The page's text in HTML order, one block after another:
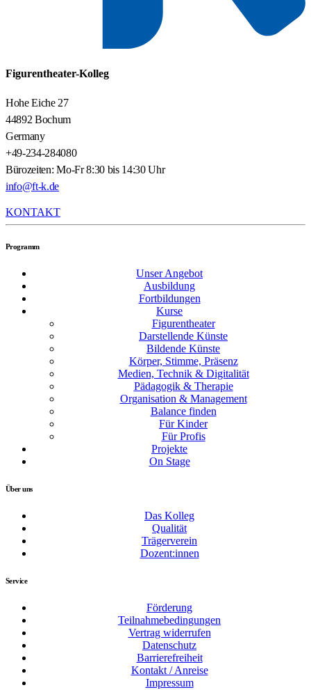
Figurentheater-Kolleg
Hohe Eiche 27
44892 Bochum
Germany
+49-234-284080
Bürozeiten: Mo-Fr 8:30 bis 14:30 Uhr
info@ft-k.de
KONTAKT
Programm
Unser Angebot
Ausbildung
Fortbildungen
Kurse
Figurentheater
Darstellende Künste
Bildende Künste
Körper, Stimme, Präsenz
Medien, Technik & Digitalität
Pädagogik & Therapie
Organisation & Management
Balance finden
Für Kinder
Für Profis
Projekte
On Stage
Über uns
Das Kolleg
Qualität
Trägerverein
Dozent:innen
Service
Förderung
Teilnahmebedingungen
Vertrag widerrufen
Datenschutz
Barrierefreiheit
Kontakt / Anreise
Impressum